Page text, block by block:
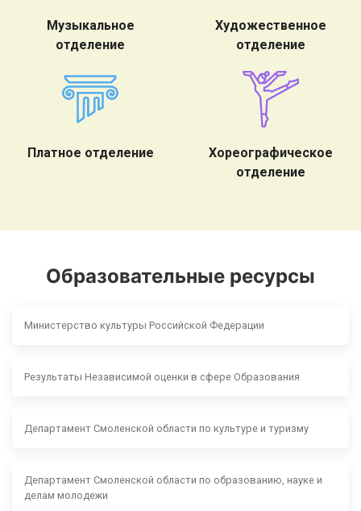
Музыкальное
отделение
Художественное
отделение
Платное отделение
Хореографическое
отделение
Образовательные ресурсы
Министерство культуры Российской Федерации
Результаты Независимой оценки в сфере Образования
Департамент Смоленской области по культуре и туризму
Департамент Смоленской области по образованию, науке и
делам молодежи